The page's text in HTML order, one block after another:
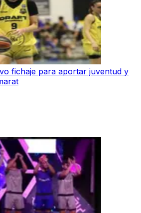
fichaje para aportar juventud y